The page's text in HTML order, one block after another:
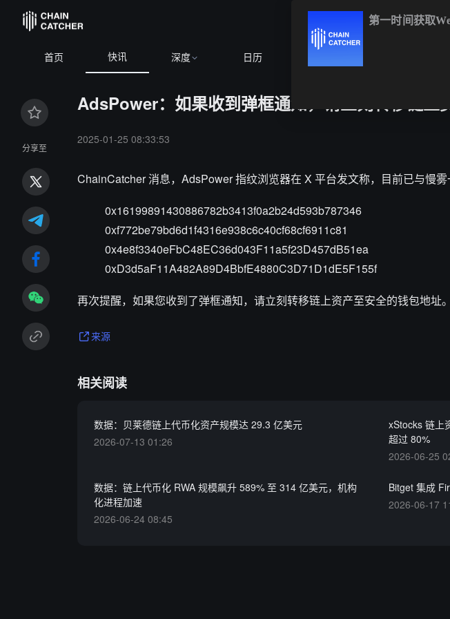
首页 快讯 深度 日历
分享至
AdsPower：如果收到弹框通知，请立刻转移链上
2025-01-25 08:33:53
ChainCatcher 消息，AdsPower 指纹浏览器在 X 平台发文称，目前已与慢雾
0x16199891430886782b3413f0a2b24d593b787346
0xf772be79bd6d1f4316e938c6c40cf68cf6911c81
0x4e8f3340eFbC48EC36d043F11a5f23D457dB51ea
0xD3d5aF11A482A89D4BbfE4880C3D71D1dE5F155f
再次提醒，如果您收到了弹框通知，请立刻转移链上资产至安全的钱包地址。
来源
相关阅读
数据：贝莱德链上代币化资产规模达 29.3 亿美元
2026-07-13 01:26
xStocks 链上
超过 80%
2026-06-25
数据：链上代币化 RWA 规模飙升 589% 至 314 亿美元，机构
化进程加速
2026-06-24 08:45
Bitget 集成
2026-06-17
第一时间获取